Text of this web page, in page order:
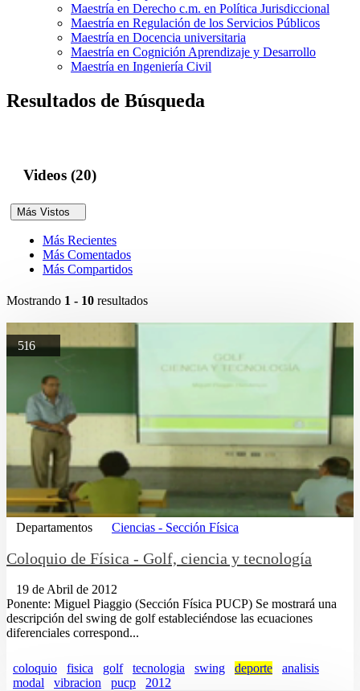
Maestría en Derecho c.m. en Política Jurisdiccional
Maestría en Regulación de los Servicios Públicos
Maestría en Docencia universitaria
Maestría en Cognición Aprendizaje y Desarrollo
Maestría en Ingeniería Civil
Resultados de Búsqueda
Videos (20)
Más Vistos
Más Recientes
Más Comentados
Más Compartidos
Mostrando 1 - 10 resultados
516
Departamentos Ciencias - Sección Física
Coloquio de Física - Golf, ciencia y tecnología
19 de Abril de 2012
Ponente: Miguel Piaggio (Sección Física PUCP) Se mostrará una
descripción del swing de golf estableciéndose las ecuaciones
diferenciales correspond...
coloquio fisica golf tecnologia swing deporte
analisis
modal
vibracion pucp 2012